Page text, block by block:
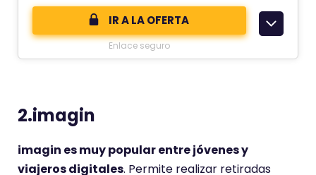
c
t
a
IR A LA OFERTA
Enlace seguro
2.imagin
imagin es muy popular entre jóvenes y
viajeros digitales. Permite realizar retiradas